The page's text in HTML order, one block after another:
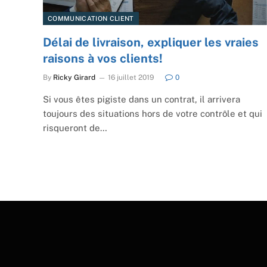
COMMUNICATION CLIENT
Délai de livraison, expliquer les vraies
raisons à vos clients!
By Ricky Girard 16 juillet 2019 0
Si vous êtes pigiste dans un contrat, il arrivera
toujours des situations hors de votre contrôle et qui
risqueront de…